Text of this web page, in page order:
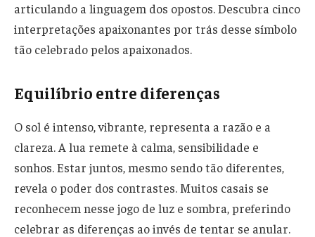
articulando a linguagem dos opostos. Descubra cinco
interpretações apaixonantes por trás desse símbolo
tão celebrado pelos apaixonados.
Equilíbrio entre diferenças
O sol é intenso, vibrante, representa a razão e a
clareza. A lua remete à calma, sensibilidade e
sonhos. Estar juntos, mesmo sendo tão diferentes,
revela o poder dos contrastes. Muitos casais se
reconhecem nesse jogo de luz e sombra, preferindo
celebrar as diferenças ao invés de tentar se anular.